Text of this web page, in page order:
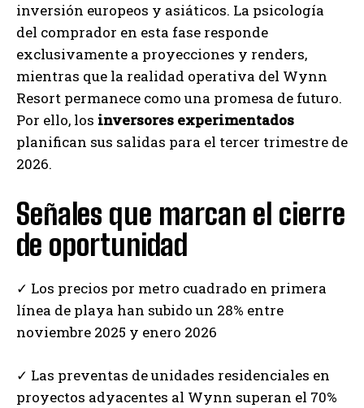
inversión europeos y asiáticos. La psicología
del comprador en esta fase responde
exclusivamente a proyecciones y renders,
mientras que la realidad operativa del Wynn
Resort permanece como una promesa de futuro.
Por ello, los inversores experimentados
planifican sus salidas para el tercer trimestre de
2026.
Señales que marcan el cierre
de oportunidad
✓ Los precios por metro cuadrado en primera
línea de playa han subido un 28% entre
noviembre 2025 y enero 2026
✓ Las preventas de unidades residenciales en
proyectos adyacentes al Wynn superan el 70%